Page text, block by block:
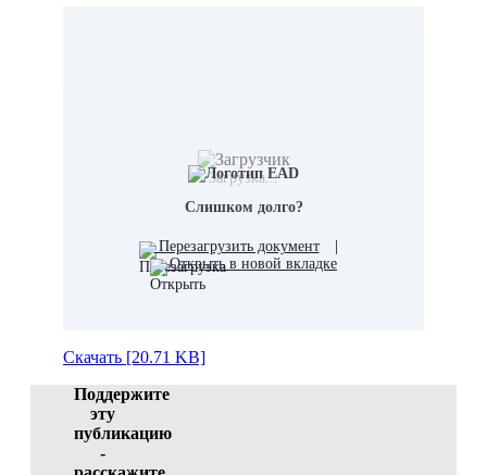
Загрузка...
Слишком долго?
Перезагрузить документ
Открыть в новой вкладке
Скачать [20.71 KB]
Поддержите
эту
публикацию
-